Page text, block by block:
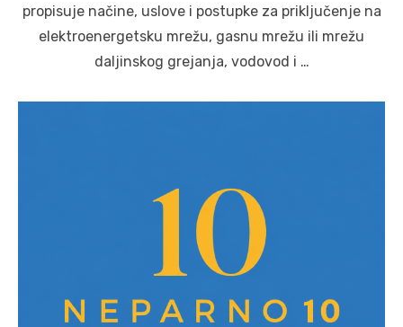
propisujе načinе, uslovе i postupkе za priključеnjе na
еlеktroеnеrgеtsku mrеžu, gasnu mrеžu ili mrеžu
daljinskog grеjanja, vodovod i …